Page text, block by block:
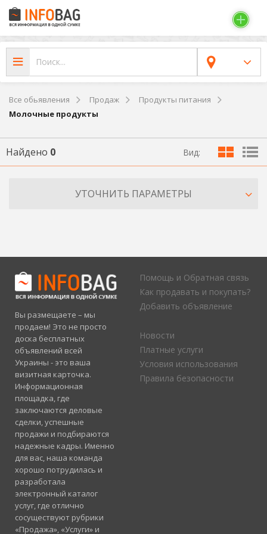
Все обьявления Продаж
Продукты питания
Молочные продукты
Найдено 0 Вид:
УТОЧНИТЬ ПАРАМЕТРЫ
Вы размещаете – мы
продаем! Это не просто
доска бесплатных
объявлений всей
Украины - это ваша
визитная карточка.
Информационная
площадка, где
заключаются деловые
сделки, успешные
продажи и подбираются
надежные кадры. Именно
для вас, наша команда
хорошо потрудилась и
разработала
электронный каталог
услуг, где отлично
сосуществуют рубрики
«Продажа», «Услуги» и
Помощь и Обратная связь
Как продавать и покупать?
Добавить объявление
Новости
Платные услуги
Условия использования
Правила безопасности